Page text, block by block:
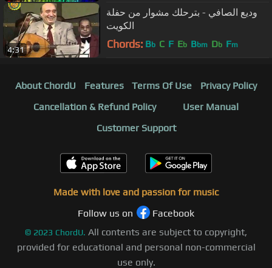
4:31
وديع الصافي - بترحلك مشوار من حفلة
الكويت
Chords: Bb C F Eb Bbm Db Fm
About ChordU Features Terms Of Use
Privacy Policy
Cancellation & Refund Policy
User Manual
Customer Support
Made with love and passion for music
Follow us on
Facebook
© 2023 ChordU. All contents are subject to copyright,
provided for educational and personal non-commercial
use only.